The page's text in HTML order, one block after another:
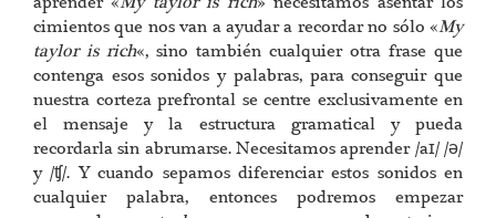
cimientos que nos van a ayudar a recordar no sólo «My
taylor is rich«, sino también cualquier otra frase que
contenga esos sonidos y palabras, para conseguir que
nuestra corteza prefrontal se centre exclusivamente en
el mensaje y la estructura gramatical y pueda
recordarla sin abrumarse. Necesitamos aprender /aɪ/ /ə/
y /ʧ/. Y cuando sepamos diferenciar estos sonidos en
cualquier palabra, entonces podremos empezar